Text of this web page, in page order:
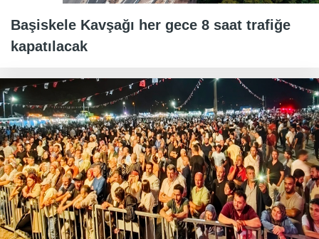
Başiskele Kavşağı her gece 8 saat trafiğe
kapatılacak